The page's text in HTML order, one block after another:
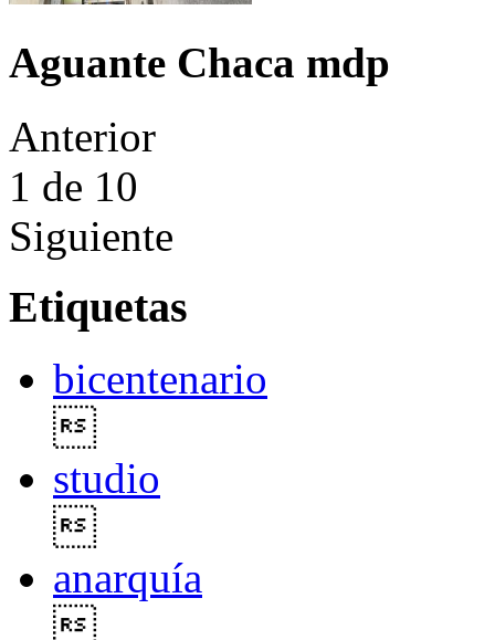
Aguante Chaca mdp
Anterior
1 de 10
Siguiente
Etiquetas
bicentenario
studio
anarquía